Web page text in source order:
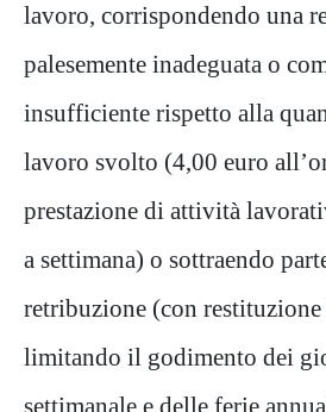
lavoro, corrispondendo una
palesemente inadeguata o
insufficiente rispetto alla
lavoro svolto (4,00 euro
prestazione di attività
a settimana) o sottraendo
retribuzione (con
limitando il godimento dei
settimanale e delle ferie